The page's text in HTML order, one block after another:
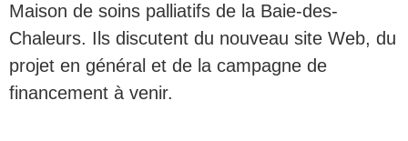
Maison de soins palliatifs de la Baie-des-
Chaleurs. Ils discutent du nouveau site Web, du
projet en général et de la campagne de
financement à venir.